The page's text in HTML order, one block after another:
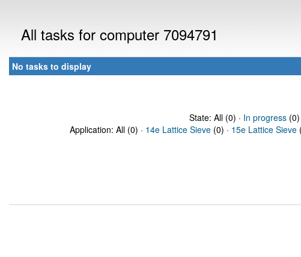
All tasks for computer 7094791
No tasks to display
State: All (0) · In progress(0)
Application: All (0) · 14e Lattice Sieve (0) · 15e Lattice Sieve